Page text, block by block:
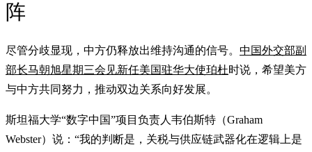
阵
尽管分歧显现，中方仍释放出维持沟通的信号。 中国外交部副
部长马朝旭星期三会见新任美国驻华大使珀杜时说，希望美方
与中方共同努力，推动双边关系向好发展。
斯坦福大学“数字中国”项目负责人韦伯斯特（Graham
Webster）说：“我的判断是，关税与供应链武器化在逻辑上是